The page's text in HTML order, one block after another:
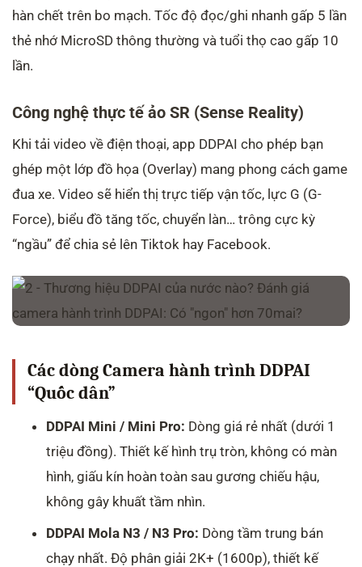
hàn chết trên bo mạch. Tốc độ đọc/ghi nhanh gấp 5 lần
thẻ nhớ MicroSD thông thường và tuổi thọ cao gấp 10
lần.
Công nghệ thực tế ảo SR (Sense Reality)
Khi tải video về điện thoại, app DDPAI cho phép bạn
ghép một lớp đồ họa (Overlay) mang phong cách game
đua xe. Video sẽ hiển thị trực tiếp vận tốc, lực G (G-
Force), biểu đồ tăng tốc, chuyển làn… trông cực kỳ
“ngầu” để chia sẻ lên Tiktok hay Facebook.
Các dòng Camera hành trình DDPAI
“Quốc dân”
DDPAI Mini / Mini Pro: Dòng giá rẻ nhất (dưới 1
triệu đồng). Thiết kế hình trụ tròn, không có màn
hình, giấu kín hoàn toàn sau gương chiếu hậu,
không gây khuất tầm nhìn.
DDPAI Mola N3 / N3 Pro: Dòng tầm trung bán
chạy nhất. Độ phân giải 2K+ (1600p), thiết kế